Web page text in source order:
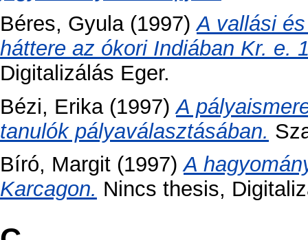
Béres, Gyula(1997)A vallási
háttere az ókori Indiában Kr. e.
Digitalizálás Eger.
Bézi, Erika(1997)A
tanulók pályaválasztásában.
Bíró, Margit (1997)A
Karcagon. Nincs thesis,